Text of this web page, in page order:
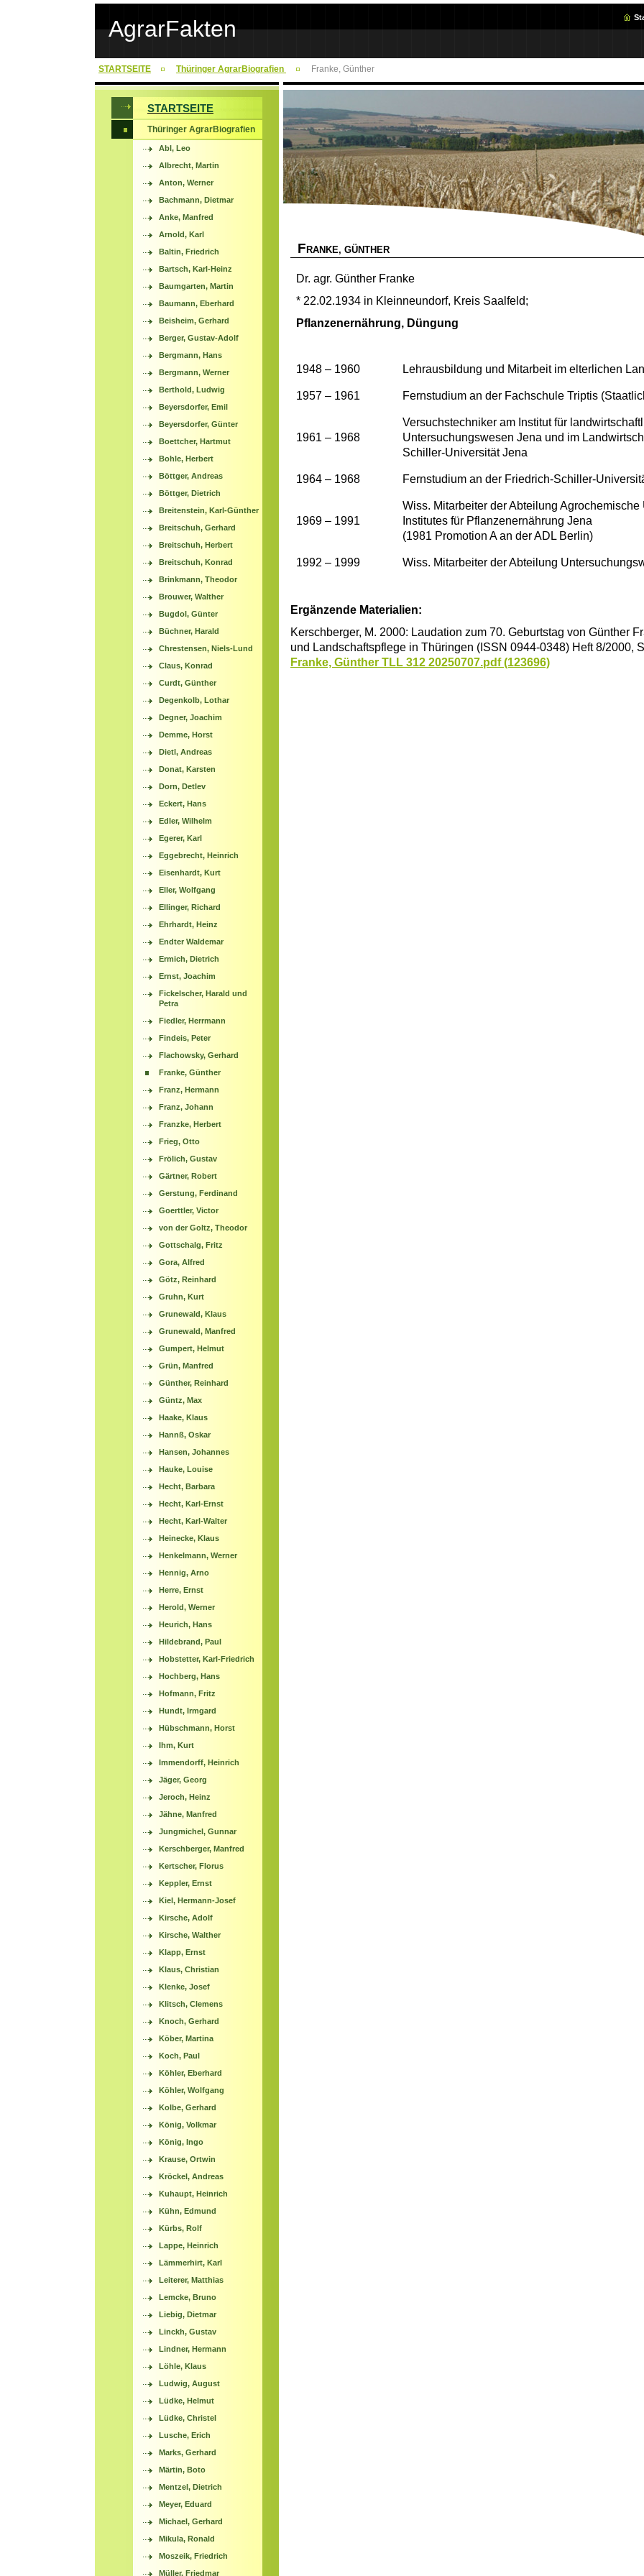
AgrarFakten
STARTSEITE Thüringer AgrarBiografien Franke, Günther
F RANKE, GÜNTHER
Dr. agr. Günther Franke
* 22.02.1934 in Kleinneundorf, Kreis Saalfeld;
Pflanzenernährung, Düngung
1948 – 1960 Lehrausbildung und Mitarbeit im elterlichen
1957 – 1961 Fernstudium an der Fachschule Triptis
1961 – 1968
Versuchstechniker am Institut für
Untersuchungswesen Jena und im
Schiller-Universität Jena
1964 – 1968 Fernstudium an der Friedrich-Schiller-
1969 – 1991
Wiss. Mitarbeiter der Abteilung
Institutes für Pflanzenernährung Jena
(1981 Promotion A an der ADL Berlin)
1992 – 1999 Wiss. Mitarbeiter der Abteilung
Ergänzende Materialien:
Kerschberger, M. 2000: Laudation zum 70. Geburtstag von Günther
und Landschaftspflege in Thüringen (ISSN 0944-0348) Heft 8/2000,
Franke, Günther TLL 312 20250707.pdf (123696)
STARTSEITE
Thüringer AgrarBiografien
Abl, Leo
Albrecht, Martin
Anton, Werner
Bachmann, Dietmar
Anke, Manfred
Arnold, Karl
Baltin, Friedrich
Bartsch, Karl-Heinz
Baumgarten, Martin
Baumann, Eberhard
Beisheim, Gerhard
Berger, Gustav-Adolf
Bergmann, Hans
Bergmann, Werner
Berthold, Ludwig
Beyersdorfer, Emil
Beyersdorfer, Günter
Boettcher, Hartmut
Bohle, Herbert
Böttger, Andreas
Böttger, Dietrich
Breitenstein, Karl-Günther
Breitschuh, Gerhard
Breitschuh, Herbert
Breitschuh, Konrad
Brinkmann, Theodor
Brouwer, Walther
Bugdol, Günter
Büchner, Harald
Chrestensen, Niels-Lund
Claus, Konrad
Curdt, Günther
Degenkolb, Lothar
Degner, Joachim
Demme, Horst
Dietl, Andreas
Donat, Karsten
Dorn, Detlev
Eckert, Hans
Edler, Wilhelm
Egerer, Karl
Eggebrecht, Heinrich
Eisenhardt, Kurt
Eller, Wolfgang
Ellinger, Richard
Ehrhardt, Heinz
Endter Waldemar
Ermich, Dietrich
Ernst, Joachim
Fickelscher, Harald und
Petra
Fiedler, Herrmann
Findeis, Peter
Flachowsky, Gerhard
Franke, Günther
Franz, Hermann
Franz, Johann
Franzke, Herbert
Frieg, Otto
Frölich, Gustav
Gärtner, Robert
Gerstung, Ferdinand
Goerttler, Victor
von der Goltz, Theodor
Gottschalg, Fritz
Gora, Alfred
Götz, Reinhard
Gruhn, Kurt
Grunewald, Klaus
Grunewald, Manfred
Gumpert, Helmut
Grün, Manfred
Günther, Reinhard
Güntz, Max
Haake, Klaus
Hannß, Oskar
Hansen, Johannes
Hauke, Louise
Hecht, Barbara
Hecht, Karl-Ernst
Hecht, Karl-Walter
Heinecke, Klaus
Henkelmann, Werner
Hennig, Arno
Herre, Ernst
Herold, Werner
Heurich, Hans
Hildebrand, Paul
Hobstetter, Karl-Friedrich
Hochberg, Hans
Hofmann, Fritz
Hundt, Irmgard
Hübschmann, Horst
Ihm, Kurt
Immendorff, Heinrich
Jäger, Georg
Jeroch, Heinz
Jähne, Manfred
Jungmichel, Gunnar
Kerschberger, Manfred
Kertscher, Florus
Keppler, Ernst
Kiel, Hermann-Josef
Kirsche, Adolf
Kirsche, Walther
Klapp, Ernst
Klaus, Christian
Klenke, Josef
Klitsch, Clemens
Knoch, Gerhard
Köber, Martina
Koch, Paul
Köhler, Eberhard
Köhler, Wolfgang
Kolbe, Gerhard
König, Volkmar
König, Ingo
Krause, Ortwin
Kröckel, Andreas
Kuhaupt, Heinrich
Kühn, Edmund
Kürbs, Rolf
Lappe, Heinrich
Lämmerhirt, Karl
Leiterer, Matthias
Lemcke, Bruno
Liebig, Dietmar
Linckh, Gustav
Lindner, Hermann
Löhle, Klaus
Ludwig, August
Lüdke, Helmut
Lüdke, Christel
Lusche, Erich
Marks, Gerhard
Märtin, Boto
Mentzel, Dietrich
Meyer, Eduard
Michael, Gerhard
Mikula, Ronald
Moszeik, Friedrich
Müller, Friedmar